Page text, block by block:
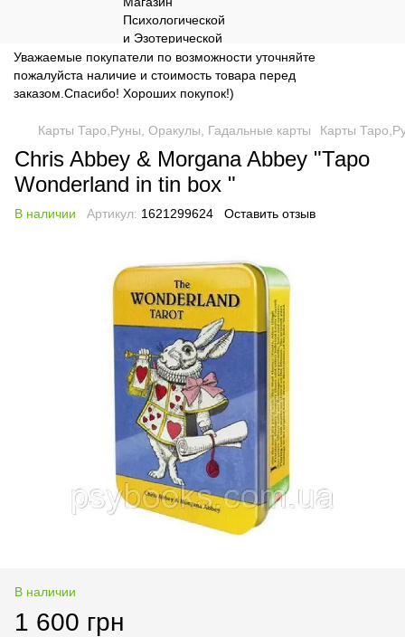
Уважаемые покупатели по возможности уточняйте
пожалуйста наличие и стоимость товара перед
заказом.Спасибо! Хороших покупок!)
Карты Таро,Руны, Оракулы, Гадальные карты Карты
Chris Abbey & Morgana Abbey "Таро
Wonderland in tin box "
В наличии Артикул: 1621299624 Оставить отзыв
В наличии
1 600 грн